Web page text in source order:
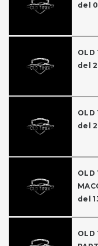
del
OLD
del
OLD
del
OLD
del
OLD